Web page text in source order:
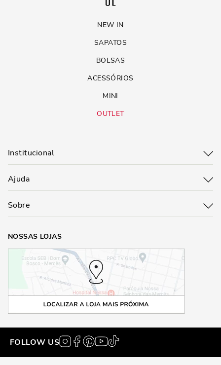
NEW IN
SAPATOS
BOLSAS
ACESSÓRIOS
MINI
OUTLET
Institucional
Ajuda
Sobre
NOSSAS LOJAS
FOLLOW US